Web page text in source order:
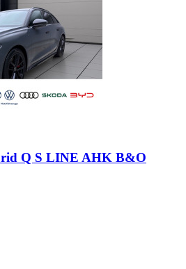
Q S LINE AHK B&O